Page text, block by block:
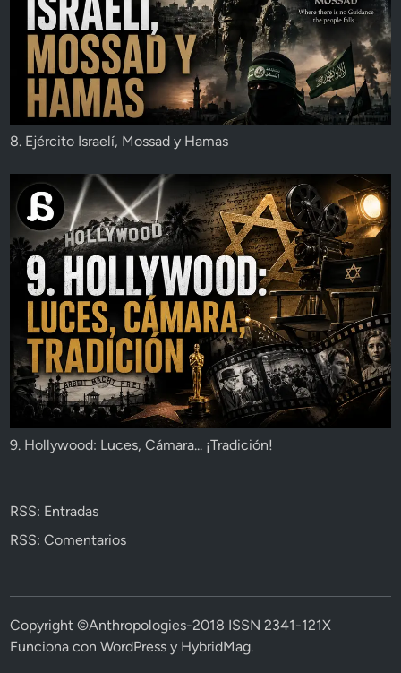
8. Ejército Israelí, Mossad y Hamas
9. Hollywood: Luces, Cámara... ¡Tradición!
RSS: Entradas
RSS: Comentarios
Copyright ©Anthropologies-2018 ISSN 2341-121X
Funciona conWordPress y HybridMag.